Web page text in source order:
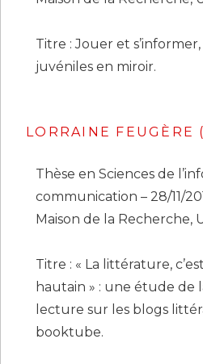
Titre : Jouer et
juvéniles en miroir.
LORRAINE FEUGÈRE
Thèse en Sciences de
communication – 28/11/
Maison de la Recherche,
Titre : « La littérature,
hautain » : une étude de
lecture sur les blogs
booktube.